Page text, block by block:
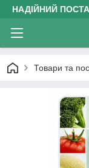
НАДІЙНИЙ
Товари та